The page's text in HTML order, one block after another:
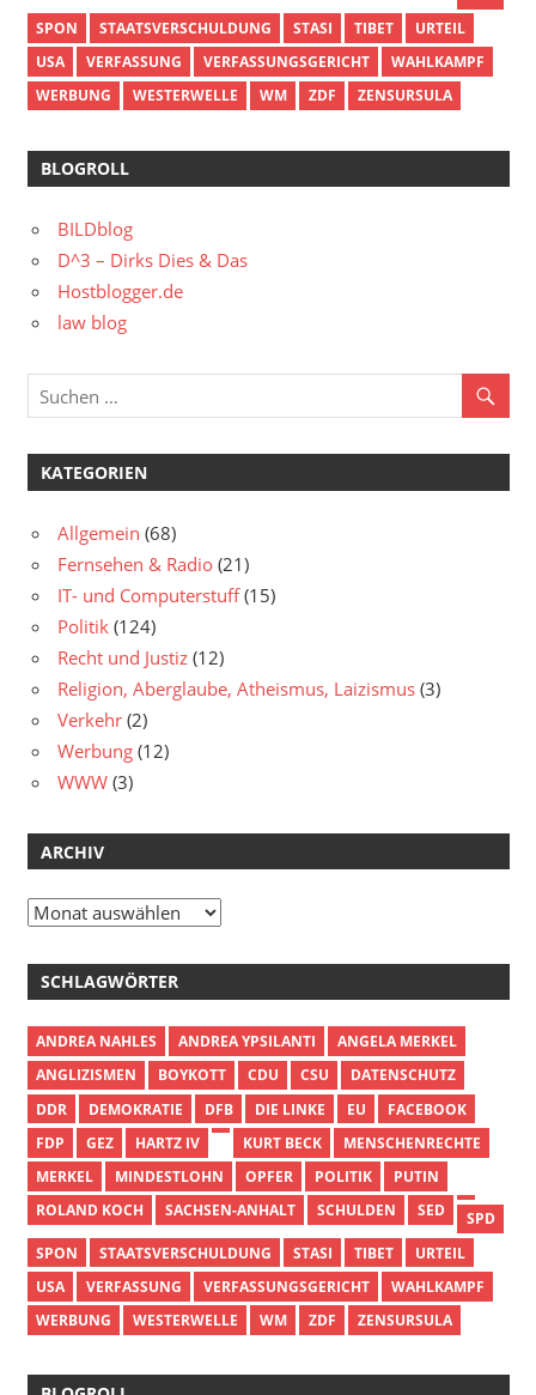
SPON
STAATSVERSCHULDUNG STASI TIBET
URTEIL
USA
VERFASSUNG VERFASSUNGSGERICHT
WAHLKAMPF
WERBUNG
WESTERWELLE WM ZDF ZENSURSULA
BLOGROLL
BILDblog
D^3 – Dirks Dies & Das
Hostblogger.de
law blog
KATEGORIEN
Allgemein (68)
Fernsehen & Radio (21)
IT- und Computerstuff(15)
Politik (124)
Recht und Justiz (12)
Religion, Aberglaube, Atheismus, Laizismus (3)
Verkehr (2)
Werbung (12)
WWW (3)
ARCHIV
Archiv
SCHLAGWÖRTER
ANDREA NAHLES ANDREA YPSILANTI
ANGELA MERKEL
ANGLIZISMEN
BOYKOTT CDU CSU
DATENSCHUTZ
DDR
DEMOKRATIE DFB DIE LINKE EU
FACEBOOK
FDP
GEZ HARTZ IV KURT BECK
MENSCHENRECHTE
MERKEL
MINDESTLOHN OPFER POLITIK
PUTIN
ROLAND KOCH
SACHSEN-ANHALT SCHULDEN SED
SPD
SPON
STAATSVERSCHULDUNG STASI TIBET
URTEIL
USA
VERFASSUNG VERFASSUNGSGERICHT
WAHLKAMPF
WERBUNG
WESTERWELLE WM ZDF ZENSURSULA